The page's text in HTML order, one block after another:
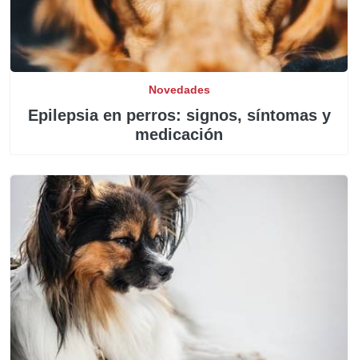
Novedades
Epilepsia en perros: signos, síntomas y
medicación